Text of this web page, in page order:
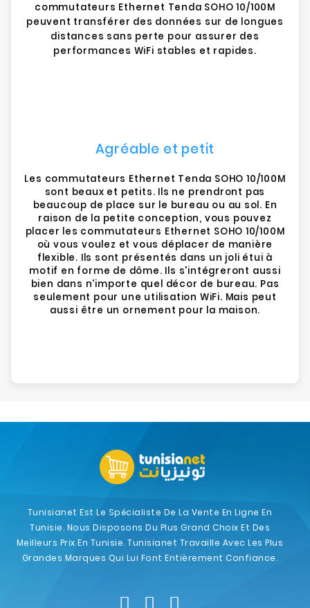
commutateurs Ethernet Tenda SOHO 10/100M
peuvent transférer des données sur de longues
distances sans perte pour assurer des
performances WiFi stables et rapides.
Agréable et petit
Les commutateurs Ethernet Tenda SOHO 10/100M
sont beaux et petits. Ils ne prendront pas
beaucoup de place sur le bureau ou au sol. En
raison de la petite conception, vous pouvez
placer les commutateurs Ethernet SOHO 10/100M
où vous voulez et vous déplacer de manière
flexible. Ils sont présentés dans un joli étui à
motif en forme de dôme. Ils s'intégreront aussi
bien dans n'importe quel décor de bureau. Pas
seulement pour une utilisation WiFi. Mais peut
aussi être un ornement pour la maison.
Tunisianet Est Le Spécialiste De La Vente En Ligne En
Tunisie. Nous Disposons Du Plus Grand Choix Et Des
Meilleurs Prix En Tunisie. Tunisianet Travaille Avec Les Plus
Grandes Marques Qui Lui Font Entièrement Confiance.